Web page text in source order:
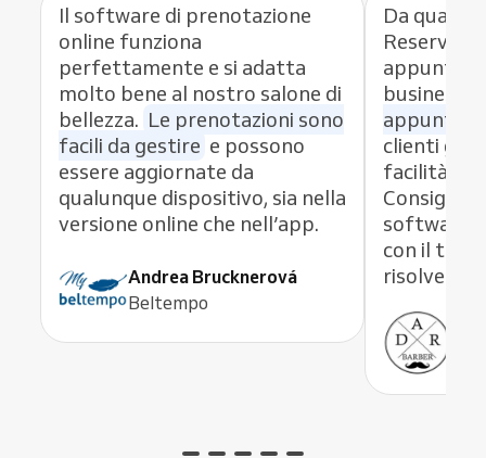
Il software di prenotazione
online funziona
perfettamente e si adatta
molto bene al nostro salone di
bellezza. Le prenotazioni sono
facili da gestire e possono
essere aggiornate da
qualunque dispositivo, sia nella
versione online che nell’app.
Andrea Brucknerová
Beltempo
Da
Reservio
business,
clienti
facilità di
Consiglio
software
con il
risolve